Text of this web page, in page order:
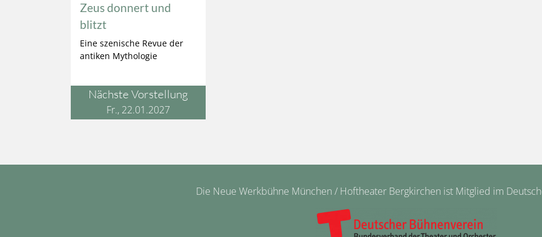
Zeus donnert und
blitzt
Eine szenische Revue der
antiken Mythologie
Nächste Vorstellung
Fr., 22.01.2027
Die Neue Werkbühne München / Hoftheater Bergkirchen ist Mitglied im